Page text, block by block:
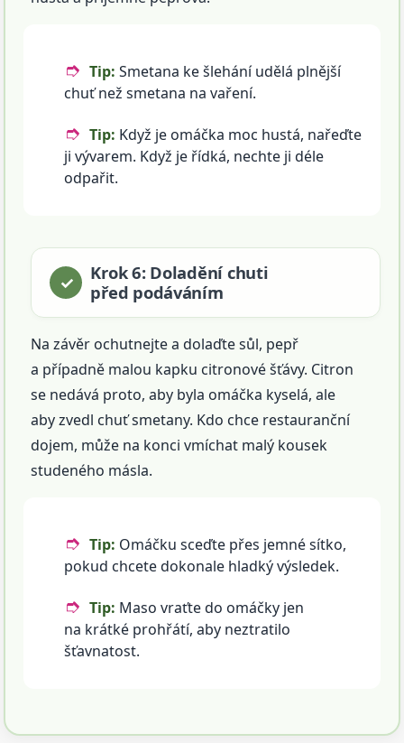
Tip: Smetana ke šlehání udělá plnější
chuť než smetana na vaření.
Tip: Když je omáčka moc hustá, nařeďte
ji vývarem. Když je řídká, nechte ji déle
odpařit.
Krok 6: Doladění chuti
před podáváním
Na závěr ochutnejte a dolaďte sůl, pepř
a případně malou kapku citronové šťávy. Citron
se nedává proto, aby byla omáčka kyselá, ale
aby zvedl chuť smetany. Kdo chce restauranční
dojem, může na konci vmíchat malý kousek
studeného másla.
Tip: Omáčku sceďte přes jemné sítko,
pokud chcete dokonale hladký výsledek.
Tip: Maso vraťte do omáčky jen
na krátké prohřátí, aby neztratilo
šťavnatost.